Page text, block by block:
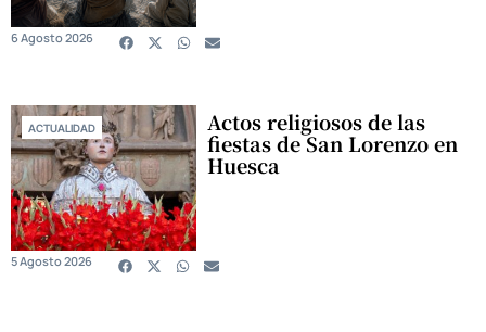
6 Agosto 2026
ACTUALIDAD Actos religiosos de las
fiestas de San Lorenzo en
Huesca
5 Agosto 2026